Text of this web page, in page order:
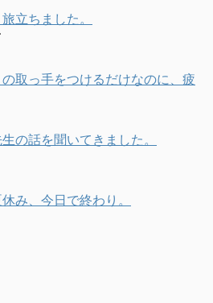
立ちました。
取っ手をつけるだけなのに、疲
の話を聞いてきました。
み、今日で終わり。